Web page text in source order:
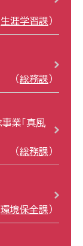
生涯学習課
総務課
業「真風
総務課
環境保全課